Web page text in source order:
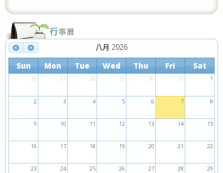
八月 2026
Sun Mon Tue Wed Thu Fri Sat
26 27 28 29 30 31 1
2 3 4 5 6 7 8
9 10 11 12 13 14 15
16 17 18 19 20 21 22
23 24 25 26 27 28 29